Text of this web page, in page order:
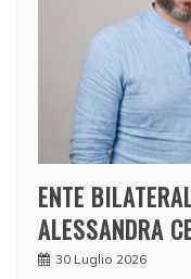
ENTE
ALESSANDRA
30 Luglio 2026